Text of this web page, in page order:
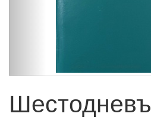
Шестодневъ